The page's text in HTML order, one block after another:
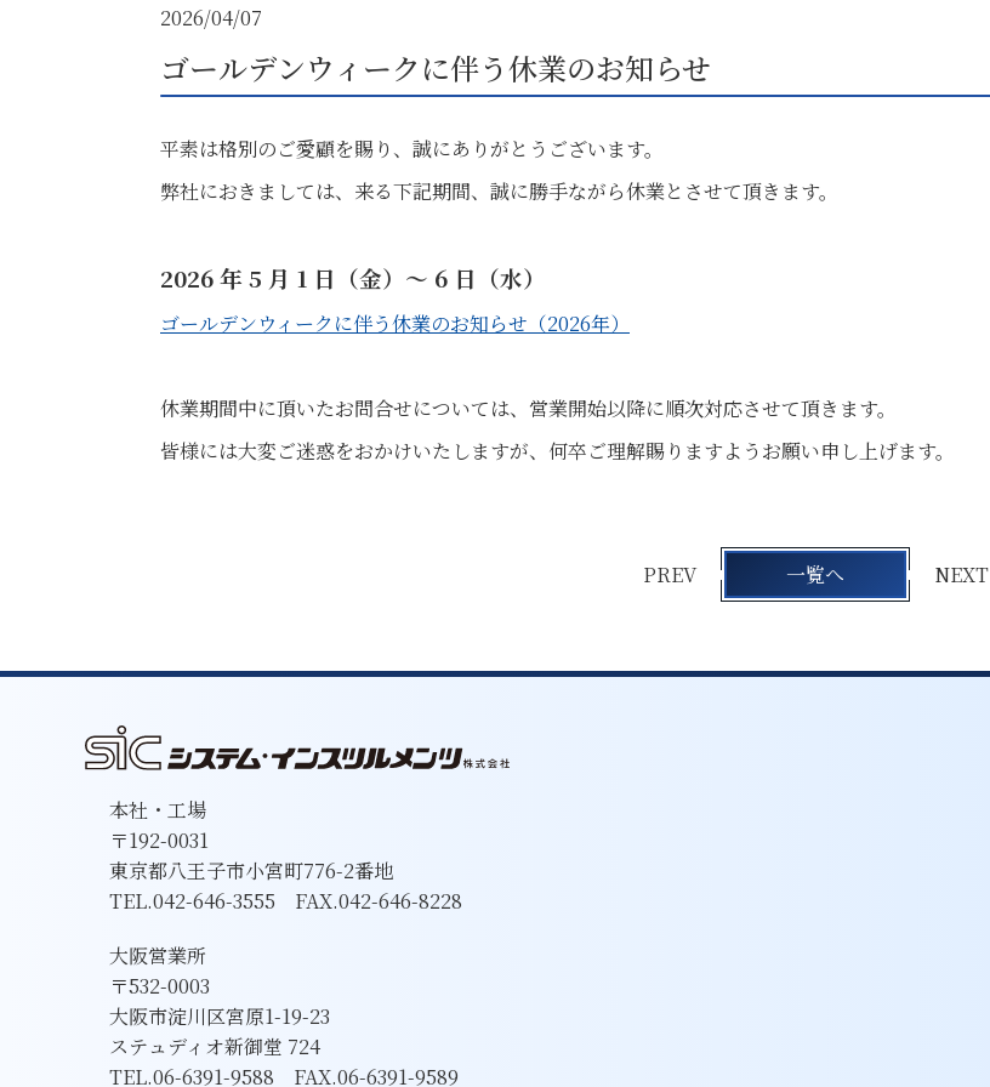
2026/04/07
ゴールデンウィークに伴う休業のお知らせ
平素は格別のご愛顧を賜り、誠にありがとうございます。
弊社におきましては、来る下記期間、誠に勝手ながら休業とさせて頂きます。
2026 年 5 月 1 日（金）～ 6 日（水）
ゴールデンウィークに伴う休業のお知らせ（2026年）
休業期間中に頂いたお問合せについては、営業開始以降に順次対応させて頂きます。
皆様には大変ご迷惑をおかけいたしますが、何卒ご理解賜りますようお願い申し上げます。
PREV 一覧へ NEXT
本社・工場
〒192-0031
東京都八王子市小宮町776-2番地
TEL.042-646-3555 FAX.042-646-8228
大阪営業所
〒532-0003
大阪市淀川区宮原1-19-23
ステュディオ新御堂 724
TEL.06-6391-9588 FAX.06-6391-9589